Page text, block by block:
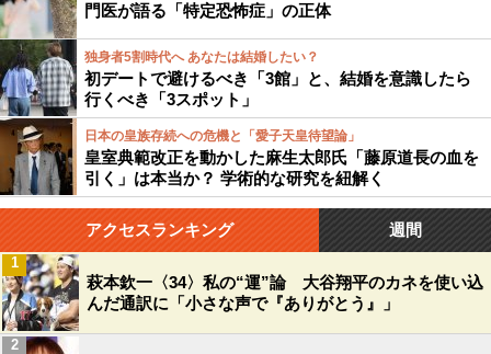
門医が語る「特定恐怖症」の正体
独身者5割時代へ あなたは結婚したい？
初デートで避けるべき「3館」と、結婚を意識したら
行くべき「3スポット」
日本の皇族存続への危機と「愛子天皇待望論」
皇室典範改正を動かした麻生太郎氏「藤原道長の血を
引く」は本当か？ 学術的な研究を紐解く
アクセスランキング 週間
萩本欽一〈34〉私の“運”論 大谷翔平のカネを使い込
んだ通訳に「小さな声で『ありがとう』」
1
2